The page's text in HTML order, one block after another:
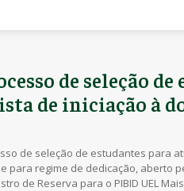
de seleção de
de iniciação à
de seleção de estudantes para
regime de dedicação, aberto
de Reserva para o PIBID UEL